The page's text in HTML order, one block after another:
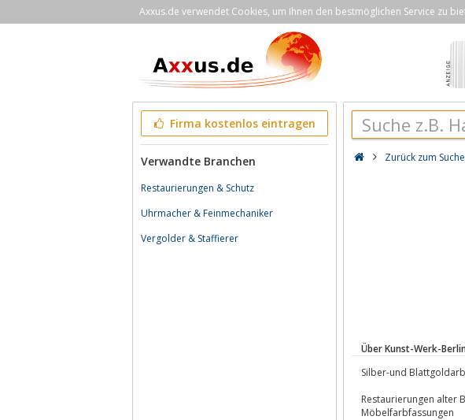
Axxus.de verwendet Cookies, um Ihnen den bestmöglichen Service zu
Firma kostenlos eintragen
Verwandte Branchen
Restaurierungen & Schutz
Uhrmacher & Feinmechaniker
Vergolder & Staffierer
Zurück zum
Über Kunst-Werk-Berlin
Silber-und
Restaurierungen alter
Möbelfarbfassungen